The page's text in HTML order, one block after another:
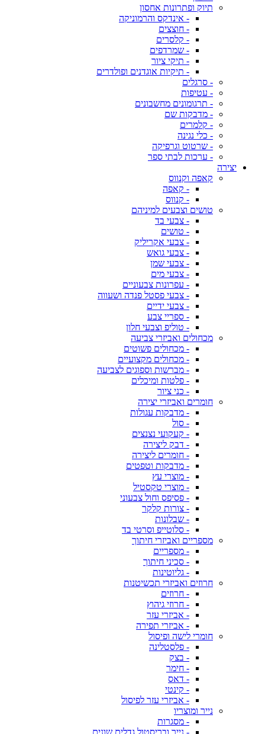
תיוק ופתרונות אחסון
- אינדקס והרמוניקה
- חוצצים
- קלסרים
- שמרדפים
- תיקי ציור
- תיקיות אוגדנים ופולדרים
- סרגלים
- עטיפות
- תרגומונים מחשבונים
- מדבקות שם
- קלמרים
- כלי נגינה
- שרטוט וגרפיקה
- ערכות לבתי ספר
יצירה
קאפה וקנווס
- קאפה
- קנווס
טושים וצבעים למיניהם
- צבעי בד
- טושים
- צבעי אקריליק
- צבעי גואש
- צבעי שמן
- צבעי מים
- עפרונות צבעוניים
- צבעי פסטל פנדה ושעווה
- צבעי ידיים
- ספריי צבע
- טוליפ וצבעי חלון
מכחולים ואביזרי צביעה
- מכחולים פשוטים
- מכחולים מקצועיים
- מברשות וספוגים לצביעה
- פלטות ומיכלים
- כני ציור
חומרים ואביזרי יצירה
- מדבקות עגולות
- סול
- קעקועי נצנצים
- דבק ליצירה
- חומרים ליצירה
- מדבקות וטפטים
- מוצרי עץ
- מוצרי טקסטיל
- פסיפס וחול צבעוני
- צורות קלקר
- שבלונות
- סלוטייפ וסרטי בד
מספריים ואביזרי חיתוך
- מספריים
- סכיני חיתוך
- גליוטינות
חרוזים ואביזרי תכשיטנות
- חרוזים
- חרוזי גיהוץ
- אביזרי עזר
- אביזרי תפירה
חומרי לישה ופיסול
- פלסטלינה
- בצק
- חימר
- דאס
- קינטי
- אביזרי עזר לפיסול
נייר ומוצריו
- מסגרות
- נייר ובריסטול גדלים שונים